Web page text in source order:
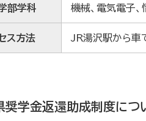
部学科 機械、電気電子
ス方法 JR湯沢駅から車
奨学金返還助成制度につ